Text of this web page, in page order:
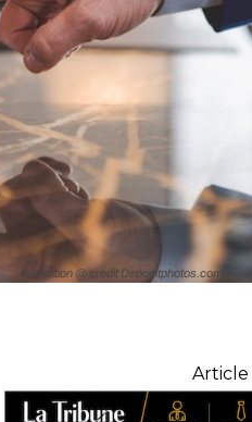
illustration @ credit Depositphotos.com
Article